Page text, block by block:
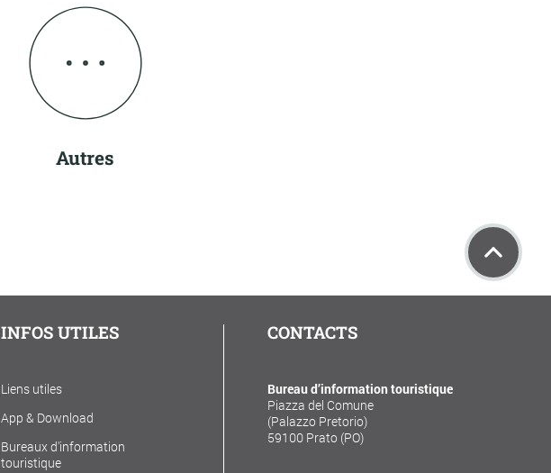
Autres
INFOS UTILES
Liens utiles
App & Download
Bureaux d'information
touristique
CONTACTS
Bureau d’information touristique
Piazza del Comune
(Palazzo Pretorio)
59100 Prato (PO)